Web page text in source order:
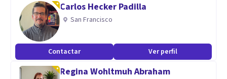
Carlos Hecker Padilla
San Francisco
Contactar Ver perfil
Regina Wohltmuh Abraham